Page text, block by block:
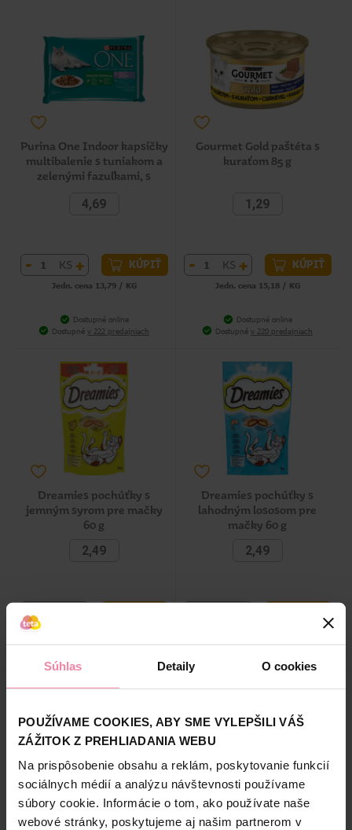
Súhlas Detaily O cookies
POUŽÍVAME COOKIES, ABY SME VYLEPŠILI VÁŠ
ZÁŽITOK Z PREHLIADANIA WEBU
Na prispôsobenie obsahu a reklám, poskytovanie funkcií
sociálnych médií a analýzu návštevnosti používame
súbory cookie. Informácie o tom, ako používate naše
webové stránky, poskytujeme aj našim partnerom v
Purina One Indoor kapsičky
multibalenie s tuniakom a
zelenými fazuľkami, s
x 85 g
4,69
- KS + KÚPIŤ
Jedn. cena 13,79 / KG
Dostupné online
Dostupné v 222 predajniach
Gourmet Gold paštéta s
kuraťom 85 g
1,29
- KS + KÚPIŤ
Jedn. cena 15,18 / KG
Dostupné online
Dostupné v 220 predajniach
Dreamies pochúťky s
jemným syrom pre mačky
60 g
2,49
-
Dostupné online
Dreamies pochúťky s
lahodným lososom pre
mačky 60 g
2,49
Dostupné online